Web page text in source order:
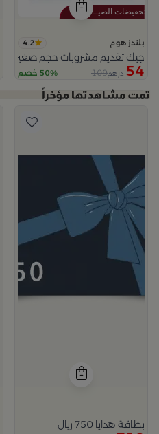
بلندز هوم 4.2
جيك تقديم مشروبات حجم صغير 380 مل بنقش السبحة من تيلا
54 درهم109 50% خصم
بطاقة هدايا 750 ريال